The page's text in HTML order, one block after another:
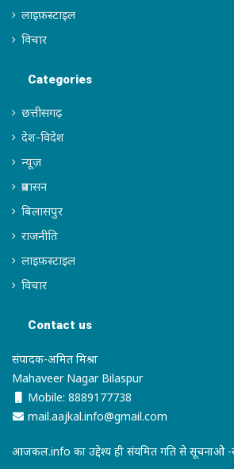
लाइफ़स्टाइल
विचार
Categories
छत्तीसगढ़
देश-विदेश
न्यूज़
प्रशासन
बिलासपुर
राजनीति
लाइफ़स्टाइल
विचार
Contact us
संपादक-अमित मिश्रा
Mahaveer Nagar Bilaspur
Mobile: 8889177738
mail.aajkal.info@gmail.com
आजकल.info का उद्देश्य ही संयमित गति से सूचनाओ -